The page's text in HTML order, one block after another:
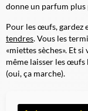
donne un parfum
Pour les œufs, gardez
tendres. Vous les
«miettes sèches». Et
même laisser les œufs
(oui, ça marche).